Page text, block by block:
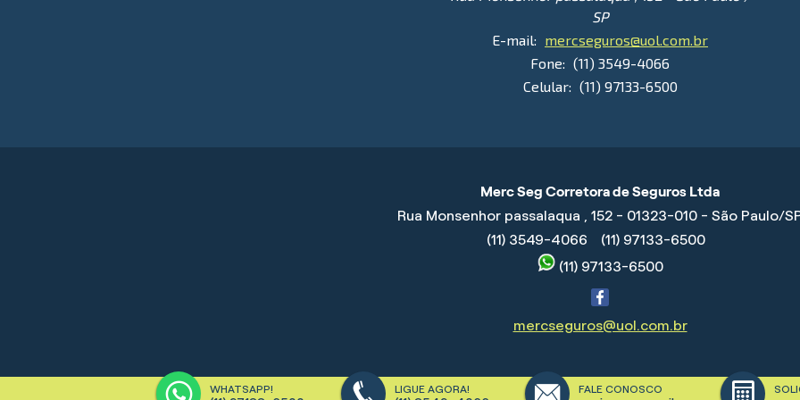
SP
E-mail: mercseguros@uol.com.br
Fone: (11) 3549-4066
Celular: (11) 97133-6500
WHATSAPP! LIGUE AGORA! FALE CONOSCO
Merc Seg Corretora de Seguros Ltda
Rua Monsenhor passalaqua , 152 - 01323-010 - São Paulo/
(11) 3549-4066
(11) 97133-6500
(11) 97133-6500
mercseguros@uol.com.br